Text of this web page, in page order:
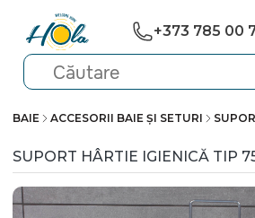
+373 785 00
BAIE ACCESORII BAIE ȘI SETURI
SUPORT HÂRTIE IGIENICĂ TIP